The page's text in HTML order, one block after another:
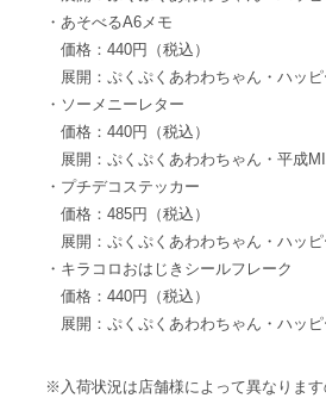
・あそべるA6メモ
価格：440円（税込）
展開：ぷくぷくあわわちゃん・ハッピ
・ソーメニーレター
価格：440円（税込）
展開：ぷくぷくあわわちゃん・平成
・プチデコステッカー
価格：485円（税込）
展開：ぷくぷくあわわちゃん・ハッピ
・キラコロおはじきシールフレーク
価格：440円（税込）
展開：ぷくぷくあわわちゃん・ハッピ
※入荷状況は店舗様によって異なりま